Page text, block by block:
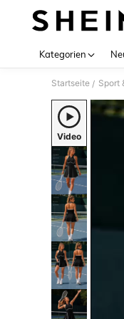
Kategorien
Startseite / Sport
Video